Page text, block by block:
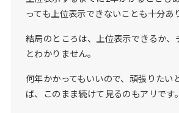
っても上位表示できないことも十分あ
結局のところは、上位表示できるか、
とわかりません。
何年かかってもいいので、頑張りたい
ば、このまま続けて見るのもアリです。